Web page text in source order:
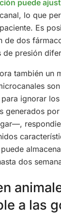
puede
lo que
Es
de dos
de presión
también un
ignorar
generados
dos
a las